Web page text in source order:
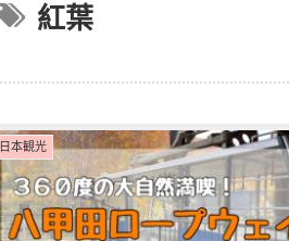
紅葉
日本観光